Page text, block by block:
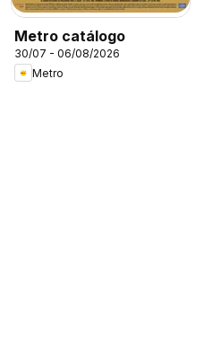
Metro catálogo
30/07 - 06/08/2026
Metro